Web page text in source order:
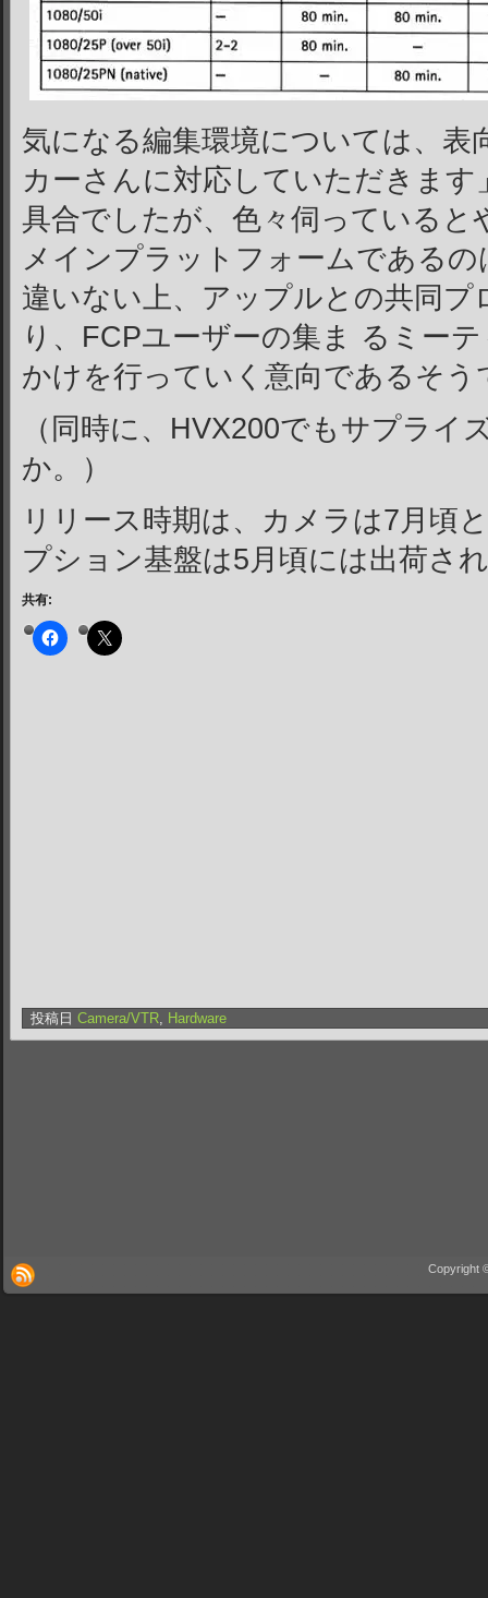
気になる編集環境については、表
カーさんに対応していただきま
具合でしたが、色々伺っている
メインプラットフォームである
違いない上、アップルとの共同
り、FCPユーザーの集ま るミー
かけを行っていく意向であるそう
（同時に、HVX200でもサプライ
か。）
リリース時期は、カメラは7月頃
プション基盤は5月頃には出荷さ
共有:
投稿日 Camera/VTR, Hardware
Copyright